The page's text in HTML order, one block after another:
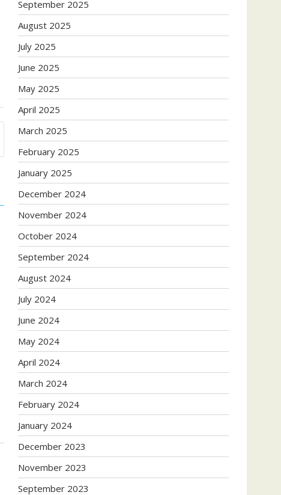
September 2025
August 2025
July 2025
June 2025
May 2025
April 2025
March 2025
February 2025
January 2025
December 2024
November 2024
October 2024
September 2024
August 2024
July 2024
June 2024
May 2024
April 2024
March 2024
February 2024
January 2024
December 2023
November 2023
September 2023